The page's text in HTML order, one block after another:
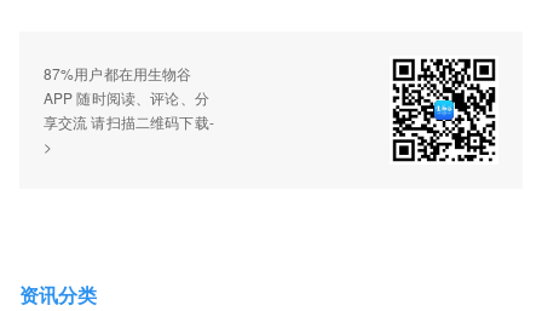
87%用户都在用生物谷
APP 随时阅读、评论、分
享交流 请扫描二维码下载-
>
资讯分类